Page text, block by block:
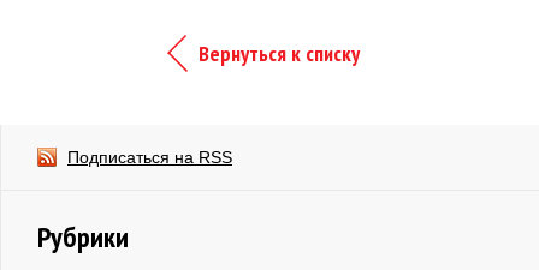
Вернуться к списку
Подписаться на RSS
Рубрики